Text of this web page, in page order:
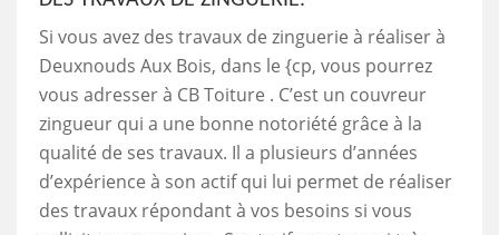
Si vous avez des travaux de zinguerie à réaliser à
Deuxnouds Aux Bois, dans le {cp, vous pourrez
vous adresser à CB Toiture . C’est un couvreur
zingueur qui a une bonne notoriété grâce à la
qualité de ses travaux. Il a plusieurs d’années
d’expérience à son actif qui lui permet de réaliser
des travaux répondant à vos besoins si vous